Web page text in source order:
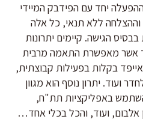
יחד עם הפידבק המיידי
ללא תנאי, כל אלה
הגישה. קיימים יתרונות
אשר מאפשרת התאמה מרבית
בקלות בפעילות קבוצתית,
ועוד. יתרון נוסף הוא מגוון
באפליקציות תת"ח,
אלבום, ועוד, והכל בכלי אחד…